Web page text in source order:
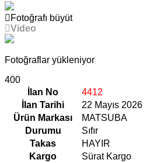
Fotoğrafı büyüt
Video
Fotoğraflar yükleniyor
400
İlan No
4412
İlan Tarihi
22 Mayıs 2026
Ürün Markası
MATSUBA
Durumu
Sıfır
Takas
HAYIR
Kargo
Sürat Kargo